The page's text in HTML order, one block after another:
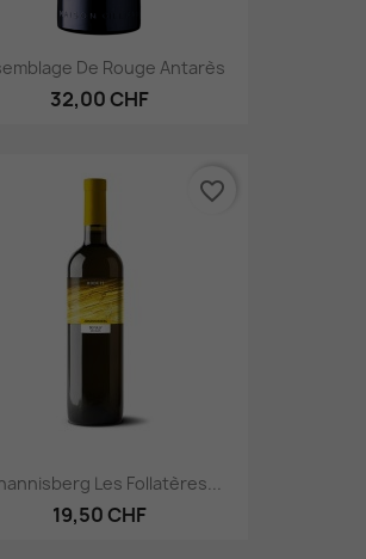
De Rouge Antarès
32,00 CHF
Les Follatères...
19,50 CHF
favorite_border